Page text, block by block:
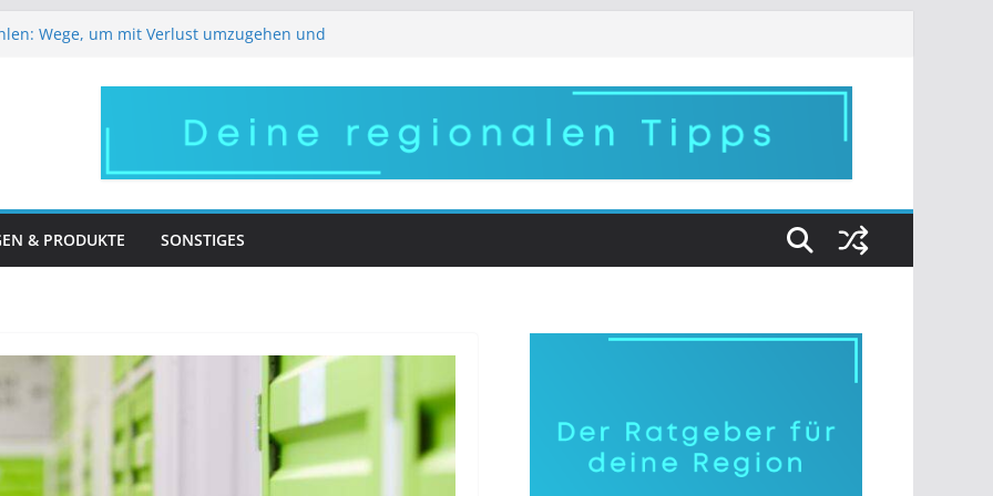
Wege, um mit Verlust umzugehen und
regionale Arbeitgeber im Pflegebereich
versorgen – robuste Halterungen für
Auftritt – in Frankfurt wird Ihr Wunsch
& PRODUKTE SONSTIGES